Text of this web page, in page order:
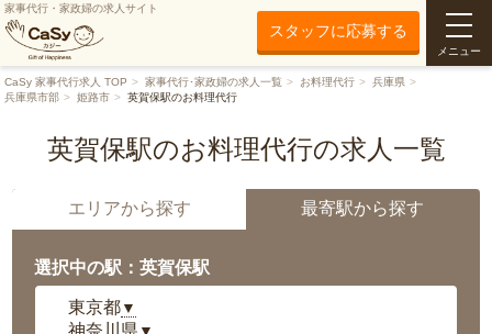
家事代行・家政婦の求人サイト
スタッフに応募する
メニュー
CaSy 家事代行求人 TOP 家事代行･家政婦の求人一覧 お料理代行
兵庫県
兵庫県市部
姫路市 英賀保駅のお料理代行
英賀保駅のお料理代行の求人一覧
エリアから探す 最寄駅から探す
選択中の駅：英賀保駅
東京都▼
神奈川県